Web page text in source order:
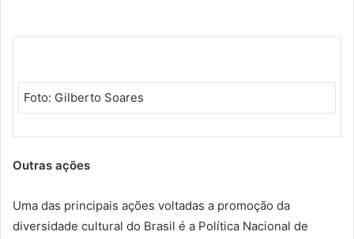
Foto: Gilberto Soares
Outras ações
Uma das principais ações voltadas a promoção da
diversidade cultural do Brasil é a Política Nacional de